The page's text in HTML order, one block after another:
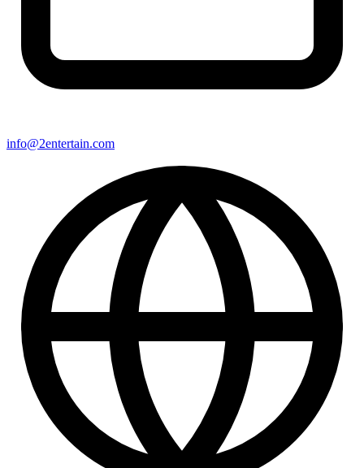
info@2entertain.com